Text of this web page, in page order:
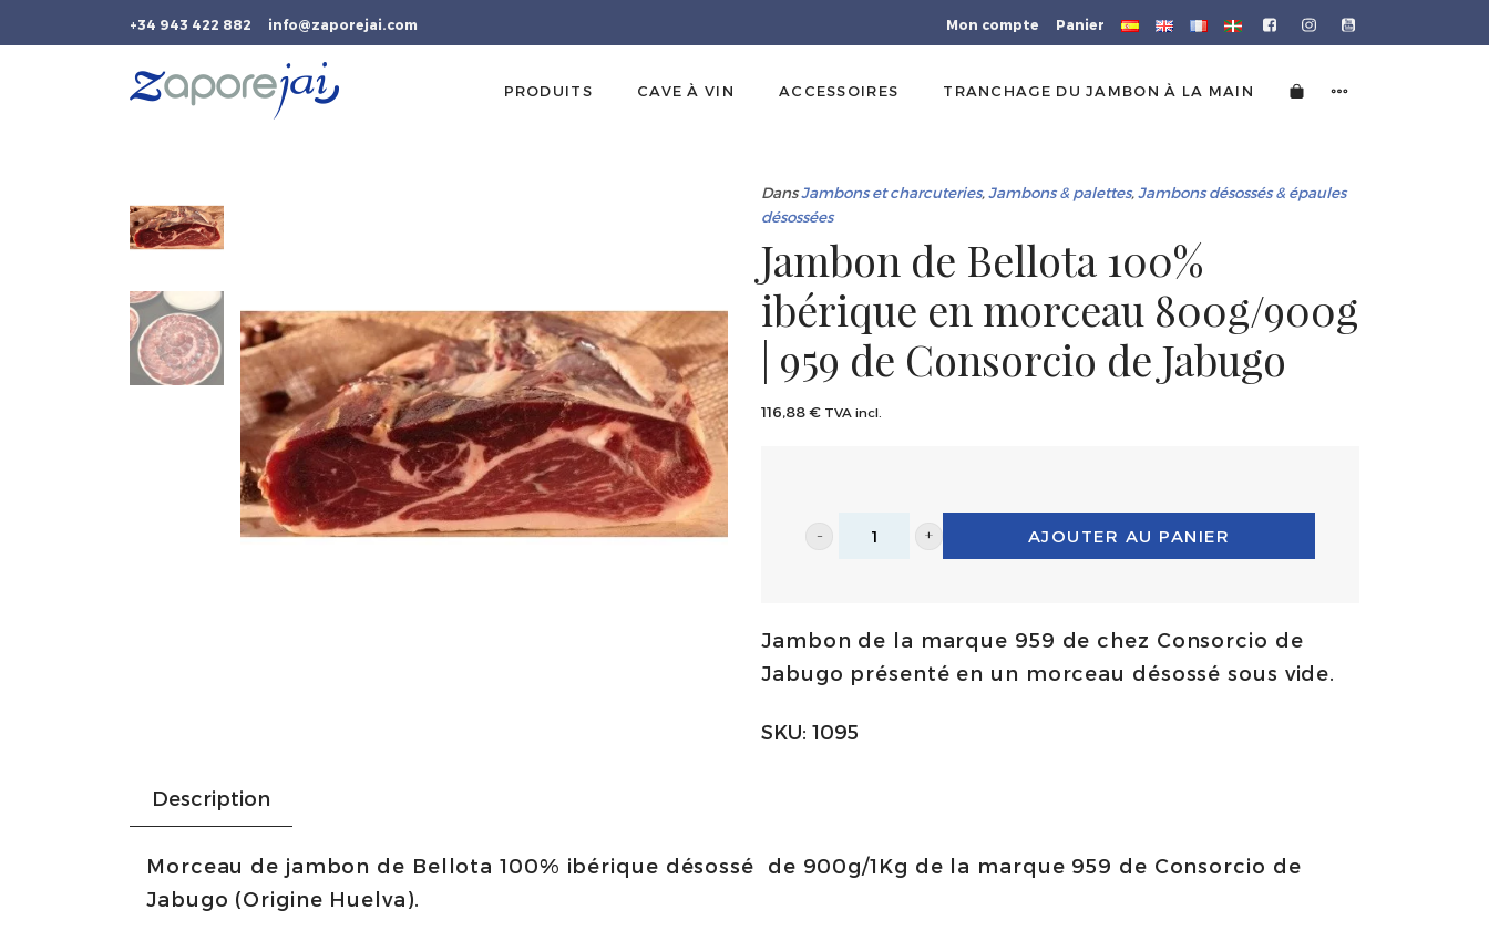
+34 943 422 882 info@zaporejai.com Mon compte Panier
PRODUITS CAVE À VIN ACCESSOIRES TRANCHAGE DU JAMBON À LA MAIN
DansJambons et charcuteries,Jambons & palettes,Jambons désossés & épaules
désossées
Jambon de Bellota 100%
ibérique en morceau 800g/900g
| 959 de Consorcio de Jabugo
116,88€ TVA incl.
Jambon
100%
ibérique
AJOUTER AU PANIER
Jambon de la marque 959 de chez Consorcio de
Jabugo présenté en un morceau désossé sous vide.
SKU: 1095
Description
Morceau de jambon de Bellota 100% ibérique désossé de 900g/1Kg de la marque 959 de Consorcio de
Jabugo (Origine Huelva).